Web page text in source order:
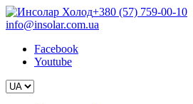
+380 (57) 759-00-10
info@insolar.com.ua
Facebook
Youtube